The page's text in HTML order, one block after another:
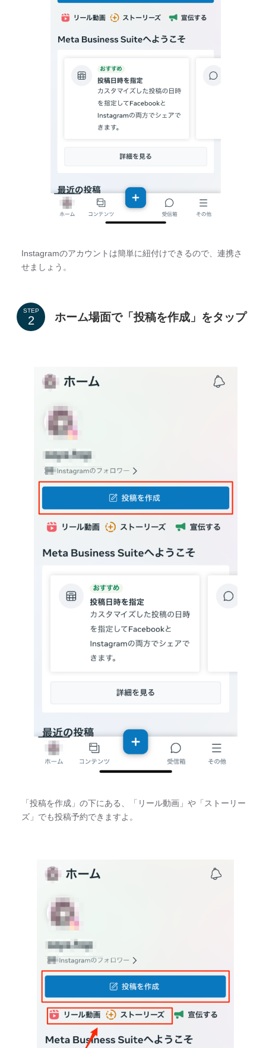
Instagramのアカウントは簡単に紐付けできるので、連携さ
せましょう。
STEP ホーム場面で「投稿を作成」をタップ
「投稿を作成」の下にある、「リール動画」や「ストーリー
ズ」でも投稿予約できますよ。